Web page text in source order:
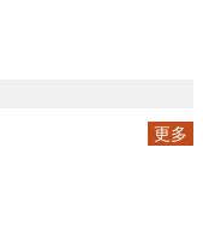
更多